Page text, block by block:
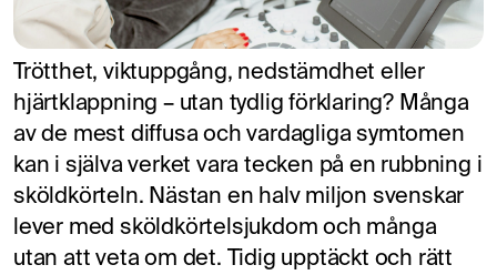
Trötthet, viktuppgång, nedstämdhet eller
hjärtklappning – utan tydlig förklaring? Många
av de mest diffusa och vardagliga symtomen
kan i själva verket vara tecken på en rubbning i
sköldkörteln. Nästan en halv miljon svenskar
lever med sköldkörtelsjukdom och många
utan att veta om det. Tidig upptäckt och rätt